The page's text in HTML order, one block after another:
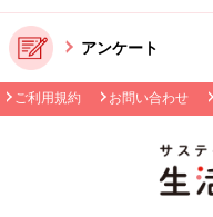
アンケート
ご利用規約 お問い合わせ